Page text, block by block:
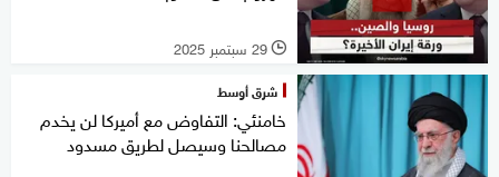
l 29 سبتمبر 2025
شرق أوسط
خامنئي: التفاوض مع أميركا لن يخدم
مصالحنا وسيصل لطريق مسدود